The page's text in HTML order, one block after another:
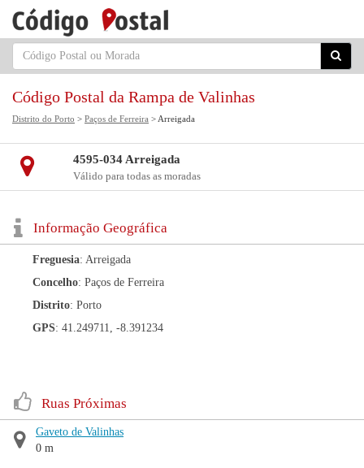
Código Postal da Rampa de Valinhas
Distrito do Porto > Paços de Ferreira > Arreigada
4595-034 Arreigada
Válido para todas as moradas
Informação Geográfica
Freguesia: Arreigada
Concelho: Paços de Ferreira
Distrito: Porto
GPS: 41.249711, -8.391234
Ruas Próximas
Gaveto de Valinhas
0 m